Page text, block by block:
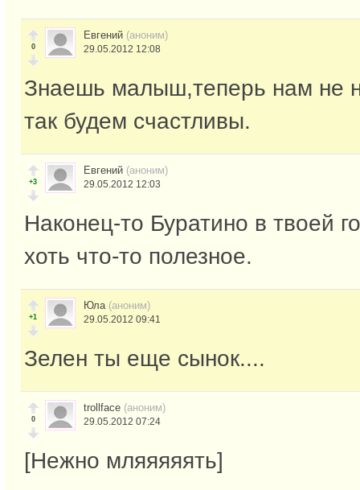
0
Евгений (аноним)
29.05.2012 12:08
Знаешь малыш,теперь нам не
так будем счастливы.
+3
Евгений (аноним)
29.05.2012 12:03
Наконец-то Буратино в твоей
хоть что-то полезное.
+1
Юла (аноним)
29.05.2012 09:41
Зелен ты еще сынок....
0
trollface (аноним)
29.05.2012 07:24
[Нежно мляяяяять]